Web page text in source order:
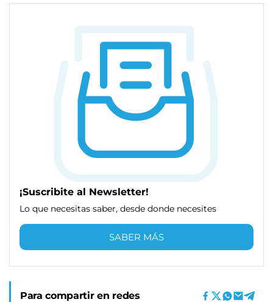
¡Suscribite al Newsletter!
Lo que necesitas saber, desde donde necesites
SABER MÁS
Para compartir en redes